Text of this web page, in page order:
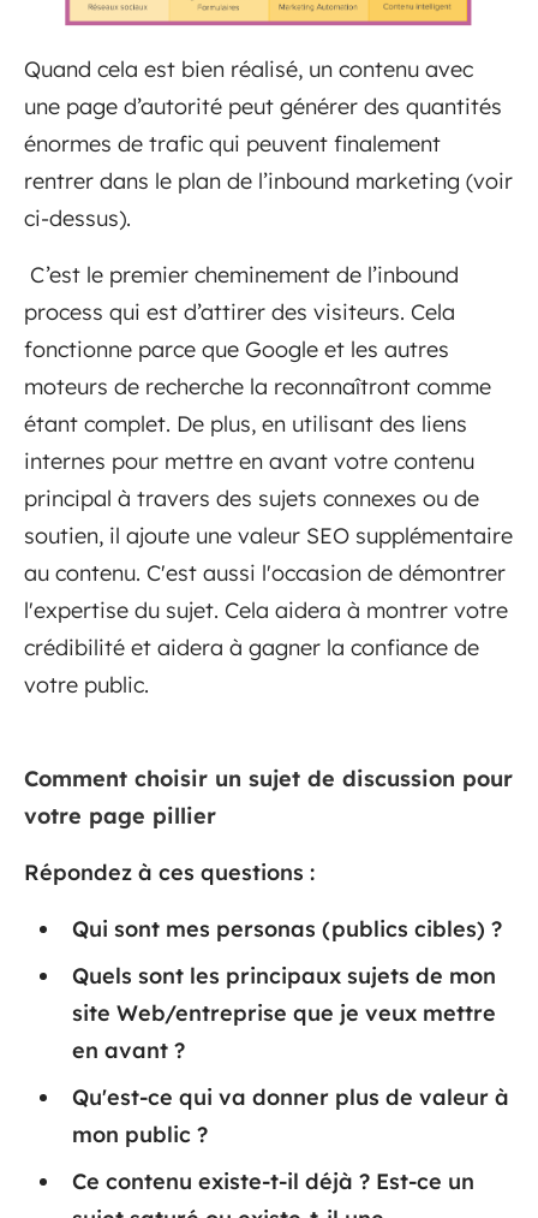
Quand cela est bien réalisé, un contenu avec
une page d’autorité peut générer des quantités
énormes de trafic qui peuvent finalement
rentrer dans le plan de l’inbound marketing (voir
ci-dessus).
C’est le premier cheminement de l’inbound
process qui est d’attirer des visiteurs. Cela
fonctionne parce que Google et les autres
moteurs de recherche la reconnaîtront comme
étant complet. De plus, en utilisant des liens
internes pour mettre en avant votre contenu
principal à travers des sujets connexes ou de
soutien, il ajoute une valeur SEO supplémentaire
au contenu. C'est aussi l'occasion de démontrer
l'expertise du sujet. Cela aidera à montrer votre
crédibilité et aidera à gagner la confiance de
votre public.
Comment choisir un sujet de discussion pour
votre page pillier
Répondez à ces questions :
Qui sont mes personas (publics cibles) ?
Quels sont les principaux sujets de mon
site Web/entreprise que je veux mettre
en avant ?
Qu'est-ce qui va donner plus de valeur à
mon public ?
Ce contenu existe-t-il déjà ? Est-ce un